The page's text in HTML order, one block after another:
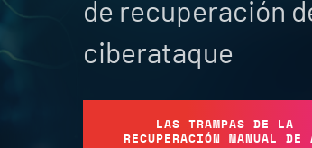
de recuperación
ciberataque
LAS TRAMPAS DE LA
RECUPERACIÓN MANUAL DE